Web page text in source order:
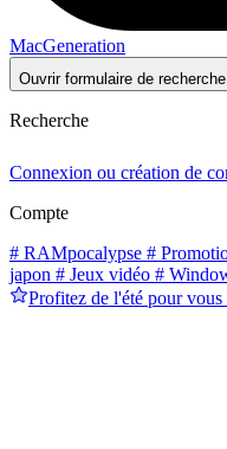
MacGeneration
Ouvrir formulaire de recherche
Recherche
Connexion ou création de
Compte
# RAMpocalypse #
japon # Jeux vidéo #
Profitez de l'été pour